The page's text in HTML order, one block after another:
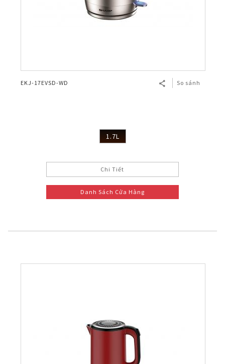
EKJ-17EVSD-WD So sánh
1.7L
Chi Tiết
Danh Sách Cửa Hàng